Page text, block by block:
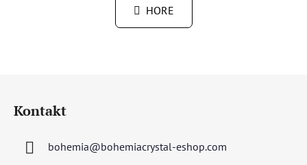
v
l
á
v
k
HORE
Kontakt
bohemia@bohemiacrystal-eshop.com